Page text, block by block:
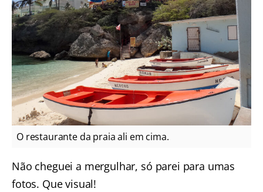
O restaurante da praia ali em cima.
Não cheguei a mergulhar, só parei para umas
fotos. Que visual!